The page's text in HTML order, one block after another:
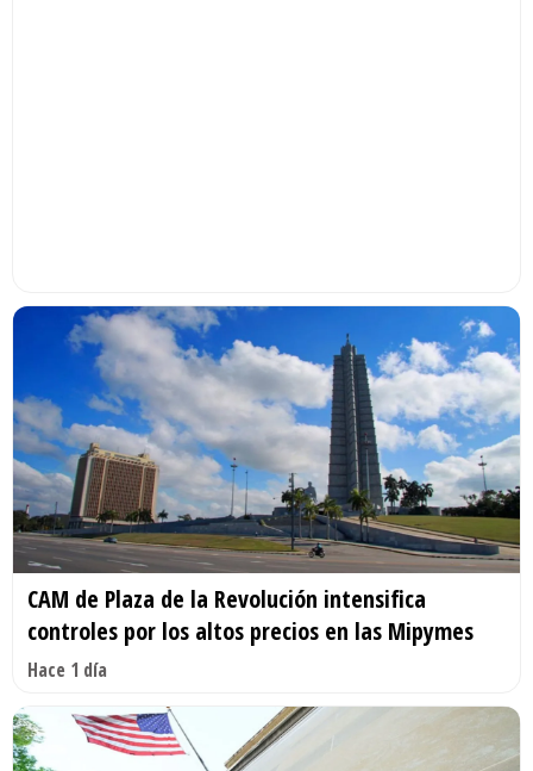
CAM de Plaza de la Revolución intensifica
controles por los altos precios en las Mipymes
Hace 1 día